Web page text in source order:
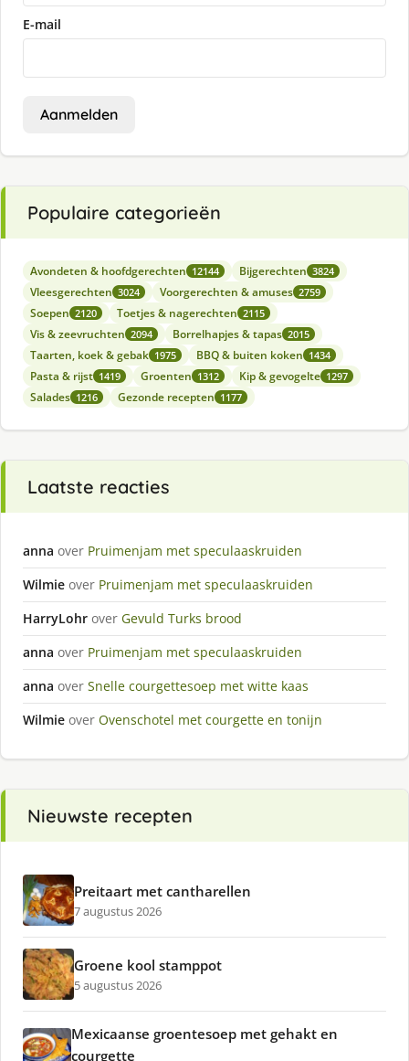
E-mail
Aanmelden
Populaire categorieën
Avondeten & hoofdgerechten 12144 Bijgerechten 3824
Vleesgerechten 3024 Voorgerechten & amuses 2759
Soepen 2120 Toetjes & nagerechten 2115
Vis & zeevruchten 2094 Borrelhapjes & tapas 2015
Taarten, koek & gebak 1975 BBQ & buiten koken 1434
Pasta & rijst 1419 Groenten 1312 Kip & gevogelte 1297
Salades 1216 Gezonde recepten 1177
Laatste reacties
anna over Pruimenjam met speculaaskruiden
Wilmie over Pruimenjam met speculaaskruiden
HarryLohr over Gevuld Turks brood
anna over Pruimenjam met speculaaskruiden
anna over Snelle courgettesoep met witte kaas
Wilmie over Ovenschotel met courgette en tonijn
Nieuwste recepten
Preitaart met cantharellen
7 augustus 2026
Groene kool stamppot
5 augustus 2026
Mexicaanse groentesoep met gehakt en
courgette